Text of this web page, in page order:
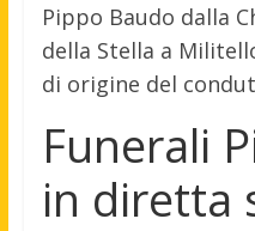
Pippo Baudo dalla
della Stella a
di origine del
Funerali
in diretta